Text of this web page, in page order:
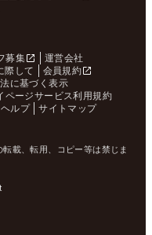
募集
運営会社
際して
会員規約
に基づく表示
ページサービス利用規約
ヘルプ サイトマップ
載、転用、コピー等は禁じま